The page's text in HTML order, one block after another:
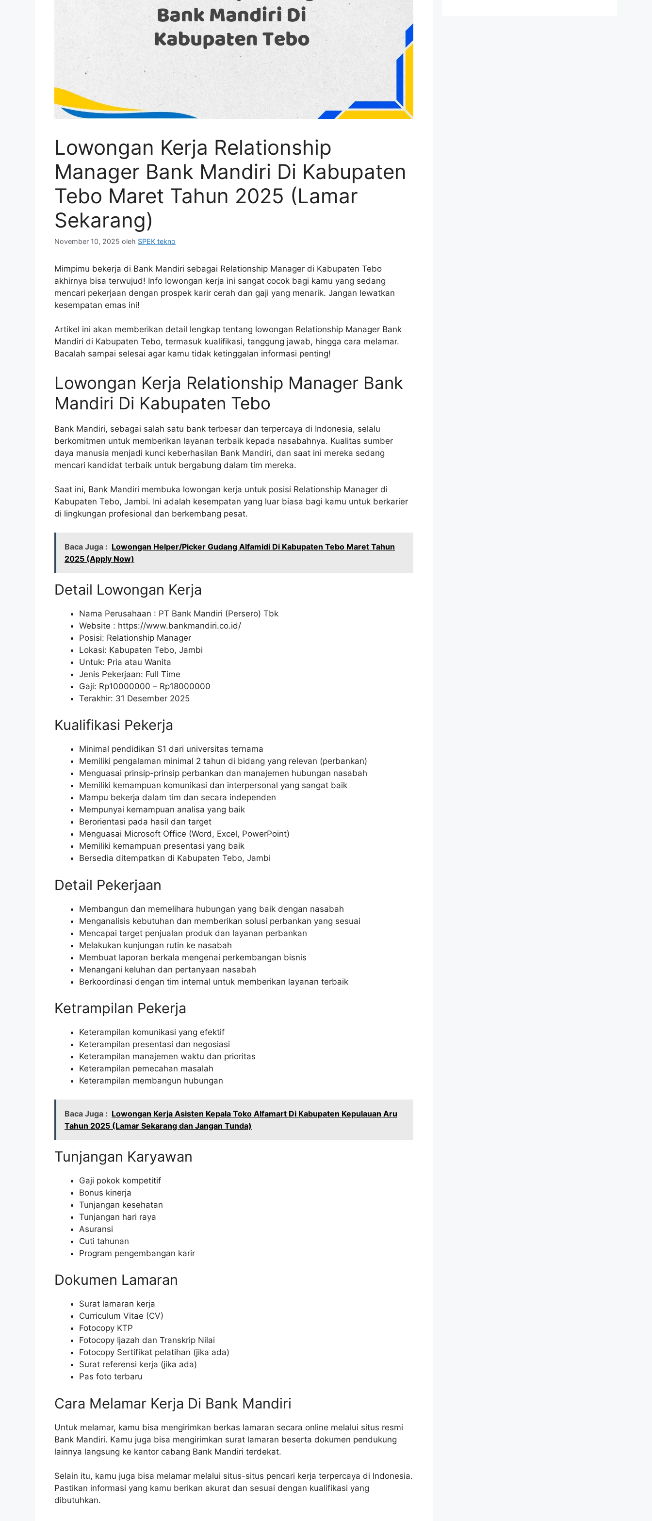
Lowongan Kerja Relationship
Manager Bank Mandiri Di Kabupaten
Tebo Maret Tahun 2025 (Lamar
Sekarang)
November 10, 2025 oleh SPEK tekno
Mimpimu bekerja di Bank Mandiri sebagai Relationship Manager di Kabupaten Tebo
akhirnya bisa terwujud! Info lowongan kerja ini sangat cocok bagi kamu yang sedang
mencari pekerjaan dengan prospek karir cerah dan gaji yang menarik. Jangan lewatkan
kesempatan emas ini!
Artikel ini akan memberikan detail lengkap tentang lowongan Relationship Manager Bank
Mandiri di Kabupaten Tebo, termasuk kualifikasi, tanggung jawab, hingga cara melamar.
Bacalah sampai selesai agar kamu tidak ketinggalan informasi penting!
Lowongan Kerja Relationship Manager Bank
Mandiri Di Kabupaten Tebo
Bank Mandiri, sebagai salah satu bank terbesar dan terpercaya di Indonesia, selalu
berkomitmen untuk memberikan layanan terbaik kepada nasabahnya. Kualitas sumber
daya manusia menjadi kunci keberhasilan Bank Mandiri, dan saat ini mereka sedang
mencari kandidat terbaik untuk bergabung dalam tim mereka.
Saat ini, Bank Mandiri membuka lowongan kerja untuk posisi Relationship Manager di
Kabupaten Tebo, Jambi. Ini adalah kesempatan yang luar biasa bagi kamu untuk berkarier
di lingkungan profesional dan berkembang pesat.
Baca Juga : Lowongan Helper/Picker Gudang Alfamidi Di Kabupaten Tebo Maret Tahun
2025 (Apply Now)
Detail Lowongan Kerja
Nama Perusahaan : PT Bank Mandiri (Persero) Tbk
Website : https://www.bankmandiri.co.id/
Posisi: Relationship Manager
Lokasi: Kabupaten Tebo, Jambi
Untuk: Pria atau Wanita
Jenis Pekerjaan: Full Time
Gaji: Rp10000000 – Rp18000000
Terakhir: 31 Desember 2025
Kualifikasi Pekerja
Minimal pendidikan S1 dari universitas ternama
Memiliki pengalaman minimal 2 tahun di bidang yang relevan (perbankan)
Menguasai prinsip-prinsip perbankan dan manajemen hubungan nasabah
Memiliki kemampuan komunikasi dan interpersonal yang sangat baik
Mampu bekerja dalam tim dan secara independen
Mempunyai kemampuan analisa yang baik
Berorientasi pada hasil dan target
Menguasai Microsoft Office (Word, Excel, PowerPoint)
Memiliki kemampuan presentasi yang baik
Bersedia ditempatkan di Kabupaten Tebo, Jambi
Detail Pekerjaan
Membangun dan memelihara hubungan yang baik dengan nasabah
Menganalisis kebutuhan dan memberikan solusi perbankan yang sesuai
Mencapai target penjualan produk dan layanan perbankan
Melakukan kunjungan rutin ke nasabah
Membuat laporan berkala mengenai perkembangan bisnis
Menangani keluhan dan pertanyaan nasabah
Berkoordinasi dengan tim internal untuk memberikan layanan terbaik
Ketrampilan Pekerja
Keterampilan komunikasi yang efektif
Keterampilan presentasi dan negosiasi
Keterampilan manajemen waktu dan prioritas
Keterampilan pemecahan masalah
Keterampilan membangun hubungan
Baca Juga : Lowongan Kerja Asisten Kepala Toko Alfamart Di Kabupaten Kepulauan Aru
Tahun 2025 (Lamar Sekarang dan Jangan Tunda)
Tunjangan Karyawan
Gaji pokok kompetitif
Bonus kinerja
Tunjangan kesehatan
Tunjangan hari raya
Asuransi
Cuti tahunan
Program pengembangan karir
Dokumen Lamaran
Surat lamaran kerja
Curriculum Vitae (CV)
Fotocopy KTP
Fotocopy Ijazah dan Transkrip Nilai
Fotocopy Sertifikat pelatihan (jika ada)
Surat referensi kerja (jika ada)
Pas foto terbaru
Cara Melamar Kerja Di Bank Mandiri
Untuk melamar, kamu bisa mengirimkan berkas lamaran secara online melalui situs resmi
Bank Mandiri. Kamu juga bisa mengirimkan surat lamaran beserta dokumen pendukung
lainnya langsung ke kantor cabang Bank Mandiri terdekat.
Selain itu, kamu juga bisa melamar melalui situs-situs pencari kerja terpercaya di Indonesia.
Pastikan informasi yang kamu berikan akurat dan sesuai dengan kualifikasi yang
dibutuhkan.